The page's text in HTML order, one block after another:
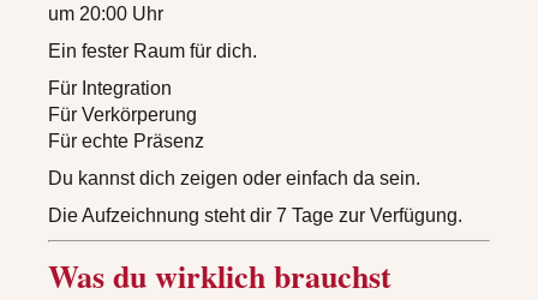
um 20:00 Uhr
Ein fester Raum für dich.
Für Integration
Für Verkörperung
Für echte Präsenz
Du kannst dich zeigen oder einfach da sein.
Die Aufzeichnung steht dir 7 Tage zur Verfügung.
Was du wirklich brauchst